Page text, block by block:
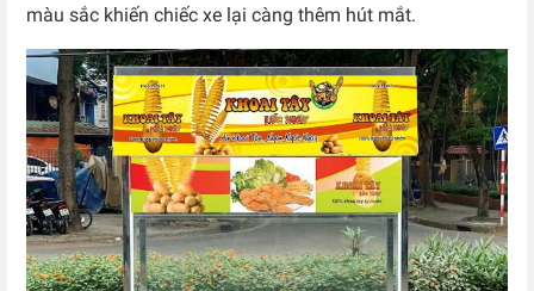
màu sắc khiến chiếc xe lại càng thêm hút mắt.